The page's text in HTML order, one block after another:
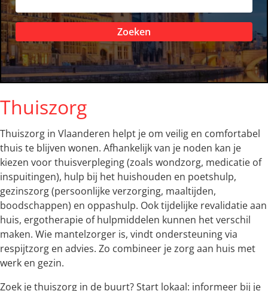
Zoeken
Thuiszorg
Thuiszorg in Vlaanderen helpt je om veilig en comfortabel
thuis te blijven wonen. Afhankelijk van je noden kan je
kiezen voor thuisverpleging (zoals wondzorg, medicatie of
inspuitingen), hulp bij het huishouden en poetshulp,
gezinszorg (persoonlijke verzorging, maaltijden,
boodschappen) en oppashulp. Ook tijdelijke revalidatie aan
huis, ergotherapie of hulpmiddelen kunnen het verschil
maken. Wie mantelzorger is, vindt ondersteuning via
respijtzorg en advies. Zo combineer je zorg aan huis met
werk en gezin.
Zoek je thuiszorg in de buurt? Start lokaal: informeer bij je